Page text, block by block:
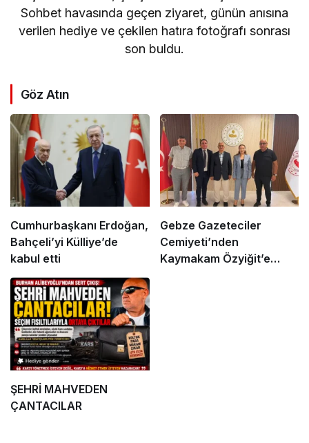
Sohbet havasında geçen ziyaret, günün anısına
verilen hediye ve çekilen hatıra fotoğrafı sonrası
son buldu.
Göz Atın
Cumhurbaşkanı Erdoğan,
Bahçeli’yi Külliye’de
kabul etti
Gebze Gazeteciler
Cemiyeti’nden
Kaymakam Özyiğit’e
ŞEHRİ MAHVEDEN
ÇANTACILAR